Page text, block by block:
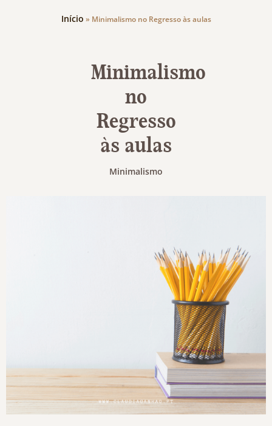
Início » Minimalismo no Regresso às aulas
Minimalismo
no
Regresso
às aulas
Minimalismo